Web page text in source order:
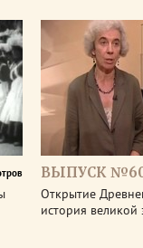
ВЫПУСК
Открытие
история великой